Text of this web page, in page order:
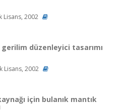
Lisans, 2002
düzenleyici tasarımı
Lisans, 2002
için bulanık mantık